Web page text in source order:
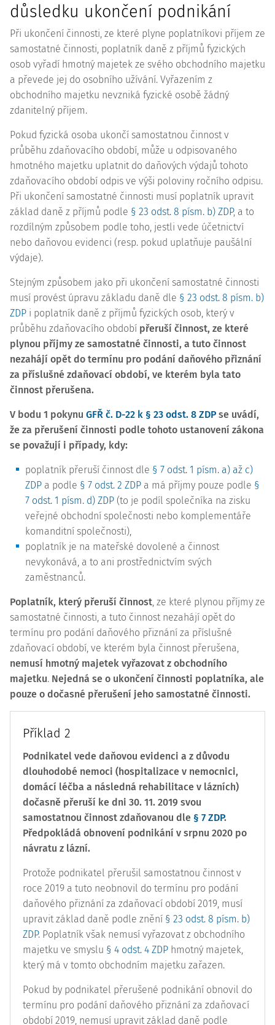
důsledku ukončení podnikání
Při ukončení činnosti, ze které plyne poplatníkovi příjem ze
samostatné činnosti, poplatník daně z příjmů fyzických
osob vyřadí hmotný majetek ze svého obchodního majetku
a převede jej do osobního užívání. Vyřazením z
obchodního majetku nevzniká fyzické osobě žádný
zdanitelný příjem.
Pokud fyzická osoba ukončí samostatnou činnost v
průběhu zdaňovacího období, může u odpisovaného
hmotného majetku uplatnit do daňo­vých výdajů tohoto
zdaňovacího období odpis ve výši poloviny ročního odpisu.
Při ukončení samostatné činnosti musí poplatník upravit
základ daně z příjmů podle § 23 odst. 8 písm. b) ZDP, a to
rozdílným způsobem podle toho, jestli vede účetnictví
nebo daňovou evidenci (resp. pokud uplatňuje paušální
výdaje).
Stejným způsobem jako při ukončení samostatné činnosti
musí provést úpravu základu daně dle § 23 odst. 8 písm. b)
ZDP i poplatník daně z příjmů fyzických osob, který v
průběhu zdaňovacího období přeruší činnost, ze které
plynou příjmy ze samostatné činnosti, a tuto činnost
nezahájí opět do termínu pro podání daňového přiznání
za příslušné zdaňovací období, ve kterém byla tato
činnost přerušena.
V bodu 1 pokynu GFŘ č. D-22 k § 23 odst. 8 ZDP se uvádí,
že za přerušení činnosti podle tohoto ustanovení zákona
se považují i případy, kdy:
poplatník přeruší činnost dle § 7 odst. 1 písm. a) až c)
ZDP a podle § 7 odst. 2 ZDP a má příjmy pouze podle §
7 odst. 1 písm. d) ZDP (to je podíl společníka na zisku
veřejné obchodní společnosti nebo komplementáře
komanditní společnosti),
poplatník je na mateřské dovolené a činnost
nevykonává, a to ani prostřednictvím svých
zaměstnanců.
Poplatník, který přeruší činnost, ze které plynou příjmy ze
samostatné činnosti, a tuto činnost nezahájí opět do
termínu pro podání daňového přiznání za příslušné
zdaňovací období, ve kterém byla činnost přerušena,
nemusí hmotný majetek vyřazovat z obchodního
majetku. Nejedná se o ukončení činnosti poplatníka, ale
pouze o dočasné přerušení jeho samostatné činnosti.
Příklad 2
Podnikatel vede daňovou evidenci a z důvodu
dlouhodobé nemoci (hospitalizace v nemocnici,
domácí léčba a následná rehabilitace v lázních)
dočasně přeruší ke dni 30. 11. 2019 svou
samostatnou činnost zdaňovanou dle § 7 ZDP.
Předpokládá obnovení podnikání v srpnu 2020 po
návratu z lázní.
Protože podnikatel přerušil samostatnou činnost v
roce 2019 a tuto neobnovil do termínu pro podání
daňového přiznání za zdaňovací období 2019, musí
upravit základ daně podle znění § 23 odst. 8 písm. b)
ZDP. Poplatník však nemusí vyřazovat z obchodního
majetku ve smyslu § 4 odst. 4 ZDP hmotný majetek,
který má v tomto obchodním majetku zařazen.
Pokud by podnikatel přerušené podnikání obnovil do
termínu pro podání daňového přiznání za zdaňovací
období 2019, nemusí upravit základ daně podle